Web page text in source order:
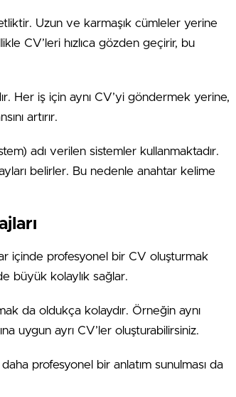
Uzun ve karmaşık cümleler yerine
CV’leri hızlıca gözden geçirir, bu
Her iş için aynı CV’yi göndermek yerine,
artırır.
adı verilen sistemler kullanmaktadır.
belirler. Bu nedenle anahtar kelime
içinde profesyonel bir CV oluşturmak
büyük kolaylık sağlar.
da oldukça kolaydır. Örneğin aynı
uygun ayrı CV’ler oluşturabilirsiniz.
profesyonel bir anlatım sunulması da